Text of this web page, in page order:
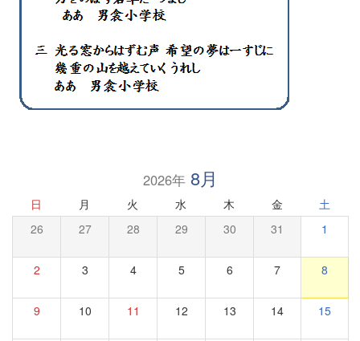
2026年8月
日 月 火 水 木 金 土
26 27 28 29 30 31 1
2 3 4 5 6 7 8
9 10 11 12 13 14 15